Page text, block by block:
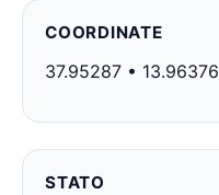
COORDINATE
37.95287 • 13.96376
STATO